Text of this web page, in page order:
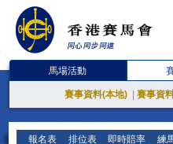
馬場活動
賽事資料(本地) 賽事資
報名表 排位表 即時賠率 練